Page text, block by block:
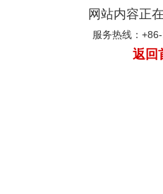
网站内容正
服务热线：
返回